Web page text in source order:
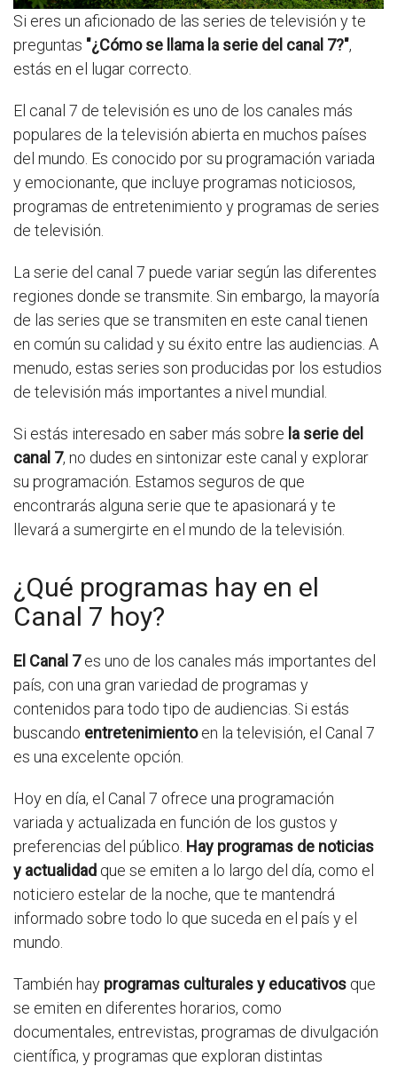
Si eres un aficionado de las series de televisión y te
preguntas "¿Cómo se llama la serie del canal 7?",
estás en el lugar correcto.
El canal 7 de televisión es uno de los canales más
populares de la televisión abierta en muchos países
del mundo. Es conocido por su programación variada
y emocionante, que incluye programas noticiosos,
programas de entretenimiento y programas de series
de televisión.
La serie del canal 7 puede variar según las diferentes
regiones donde se transmite. Sin embargo, la mayoría
de las series que se transmiten en este canal tienen
en común su calidad y su éxito entre las audiencias. A
menudo, estas series son producidas por los estudios
de televisión más importantes a nivel mundial.
Si estás interesado en saber más sobre la serie del
canal 7, no dudes en sintonizar este canal y explorar
su programación. Estamos seguros de que
encontrarás alguna serie que te apasionará y te
llevará a sumergirte en el mundo de la televisión.
¿Qué programas hay en el
Canal 7 hoy?
El Canal 7es uno de los canales más importantes del
país, con una gran variedad de programas y
contenidos para todo tipo de audiencias. Si estás
buscando entretenimientoen la televisión, el Canal 7
es una excelente opción.
Hoy en día, el Canal 7 ofrece una programación
variada y actualizada en función de los gustos y
preferencias del público. Hay programas de noticias
y actualidad que se emiten a lo largo del día, como el
noticiero estelar de la noche, que te mantendrá
informado sobre todo lo que suceda en el país y el
mundo.
También hay programas culturales y educativos que
se emiten en diferentes horarios, como
documentales, entrevistas, programas de divulgación
científica, y programas que exploran distintas